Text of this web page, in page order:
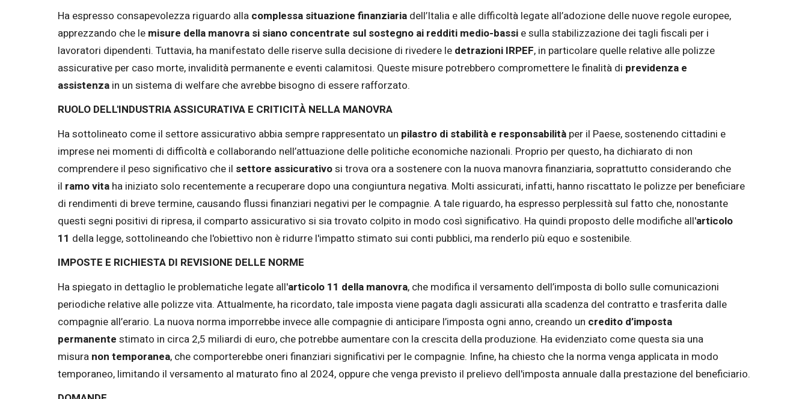
Ha espresso consapevolezza riguardo alla complessa situazione finanziaria dell’Italia e alle difficoltà legate all’adozione delle nuove regole europee,
apprezzando che le misure della manovra si siano concentrate sul sostegno ai redditi medio-bassi e sulla stabilizzazione dei tagli fiscali per i
lavoratori dipendenti. Tuttavia, ha manifestato delle riserve sulla decisione di rivedere le detrazioni IRPEF, in particolare quelle relative alle polizze
assicurative per caso morte, invalidità permanente e eventi calamitosi. Queste misure potrebbero compromettere le finalità di previdenza e
assistenza in un sistema di welfare che avrebbe bisogno di essere rafforzato.
RUOLO DELL'INDUSTRIA ASSICURATIVA E CRITICITÀ NELLA MANOVRA
Ha sottolineato come il settore assicurativo abbia sempre rappresentato un pilastro di stabilità e responsabilità per il Paese, sostenendo cittadini e
imprese nei momenti di difficoltà e collaborando nell’attuazione delle politiche economiche nazionali. Proprio per questo, ha dichiarato di non
comprendere il peso significativo che il settore assicurativosi trova ora a sostenere con la nuova manovra finanziaria, soprattutto considerando che
il ramo vita ha iniziato solo recentemente a recuperare dopo una congiuntura negativa. Molti assicurati, infatti, hanno riscattato le polizze per beneficiare
di rendimenti di breve termine, causando flussi finanziari negativi per le compagnie. A tale riguardo, ha espresso perplessità sul fatto che, nonostante
questi segni positivi di ripresa, il comparto assicurativo si sia trovato colpito in modo così significativo. Ha quindi proposto delle modifiche all'articolo
11 della legge, sottolineando che l'obiettivo non è ridurre l'impatto stimato sui conti pubblici, ma renderlo più equo e sostenibile.
IMPOSTE E RICHIESTA DI REVISIONE DELLE NORME
Ha spiegato in dettaglio le problematiche legate all'articolo 11 della manovra, che modifica il versamento dell’imposta di bollo sulle comunicazioni
periodiche relative alle polizze vita. Attualmente, ha ricordato, tale imposta viene pagata dagli assicurati alla scadenza del contratto e trasferita dalle
compagnie all’erario. La nuova norma imporrebbe invece alle compagnie di anticipare l’imposta ogni anno, creando un credito d’imposta
permanente stimato in circa 2,5 miliardi di euro, che potrebbe aumentare con la crescita della produzione. Ha evidenziato come questa sia una
misura non temporanea, che comporterebbe oneri finanziari significativi per le compagnie. Infine, ha chiesto che la norma venga applicata in modo
temporaneo, limitando il versamento al maturato fino al 2024, oppure che venga previsto il prelievo dell'imposta annuale dalla prestazione del beneficiario.